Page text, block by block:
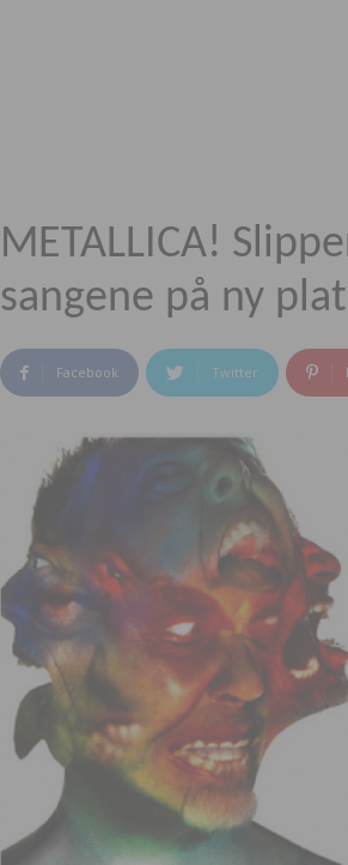
METALLICA!
sangene på ny
Facebook Twitter